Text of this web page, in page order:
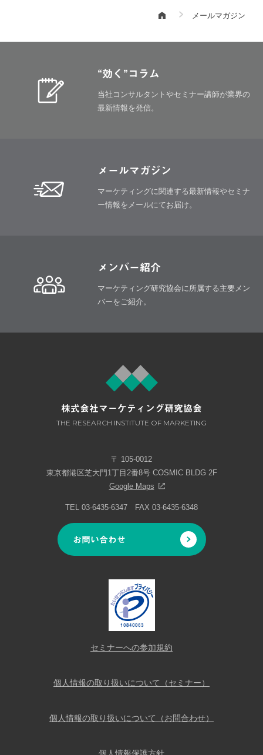
メールマガジン
“効く”コラム
当社コンサルタントやセミナー講師が業界の
最新情報を発信。
メールマガジン
マーケティングに関連する最新情報やセミナ
ー情報をメールにてお届け。
メンバー紹介
マーケティング研究協会に所属する主要メン
バーをご紹介。
株式会社マーケティング研究協会
THE RESEARCH INSTITUTE OF MARKETING
〒 105-0012
東京都港区芝大門1丁目2番8号 COSMIC BLDG 2F
Google Maps
TEL 03-6435-6347 FAX 03-6435-6348
お問い合わせ
セミナーへの参加規約
個人情報の取り扱いについて（セミナー）
個人情報の取り扱いについて（お問合わせ）
個人情報保護方針